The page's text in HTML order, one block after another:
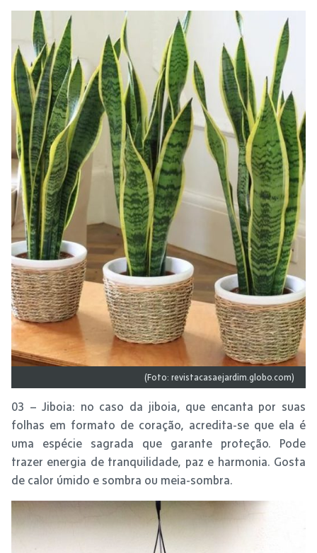
(Foto: revistacasaejardim.globo.com)
03 – Jiboia: no caso da jiboia, que encanta por suas
folhas em formato de coração, acredita-se que ela é
uma espécie sagrada que garante proteção. Pode
trazer energia de tranquilidade, paz e harmonia. Gosta
de calor úmido e sombra ou meia-sombra.